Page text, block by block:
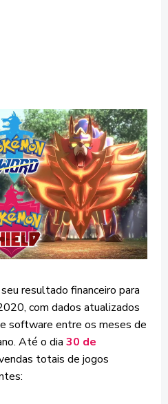
resultado financeiro para
com dados atualizados
software entre os meses de
Até o dia 30 de
totais de jogos